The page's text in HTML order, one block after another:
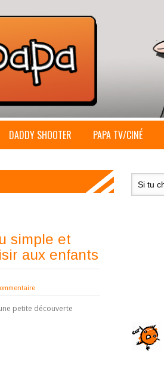
DADDY SHOOTER PAPA TV/CINÉ
simple et
aux enfants
petite découverte